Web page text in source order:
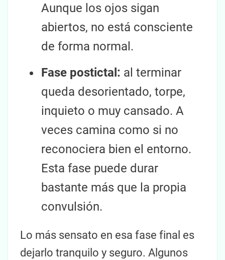
Aunque los ojos sigan
abiertos, no está consciente
de forma normal.
Fase postictal: al terminar
queda desorientado, torpe,
inquieto o muy cansado. A
veces camina como si no
reconociera bien el entorno.
Esta fase puede durar
bastante más que la propia
convulsión.
Lo más sensato en esa fase final es
dejarlo tranquilo y seguro. Algunos